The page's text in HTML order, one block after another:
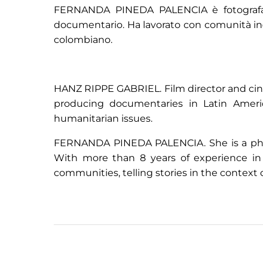
FERNANDA PINEDA PALENCIA è
documentario. Ha lavorato con comunità
colombiano.
HANZ RIPPE GABRIEL. Film director and
producing documentaries in Latin
humanitarian issues.
FERNANDA PINEDA PALENCIA. She is a
With more than 8 years of experience in
communities, telling stories in the context